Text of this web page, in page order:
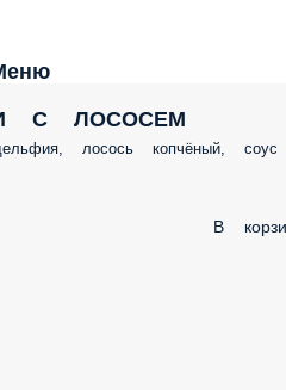
С ЛОСОСЕМ
лосось копчёный, соус
В